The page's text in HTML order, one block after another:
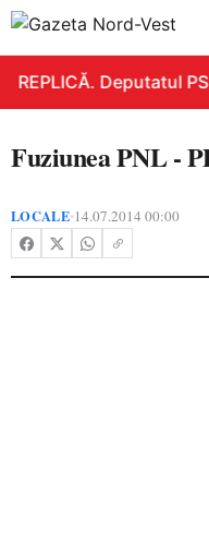
REPLICĂ. Deputatul
Fuziunea PNL -
LOCALE•14.07.2014 00:00